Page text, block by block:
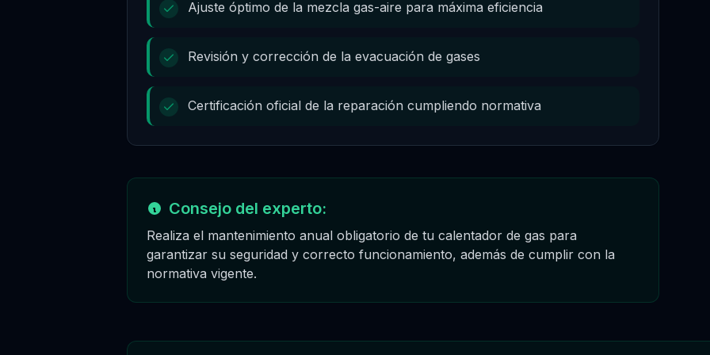
Ajuste óptimo de la mezcla gas-aire para máxima eficiencia
Revisión y corrección de la evacuación de gases
Certificación oficial de la reparación cumpliendo normativa
Consejo del experto:
Realiza el mantenimiento anual obligatorio de tu calentador de gas para
garantizar su seguridad y correcto funcionamiento, además de cumplir con la
normativa vigente.